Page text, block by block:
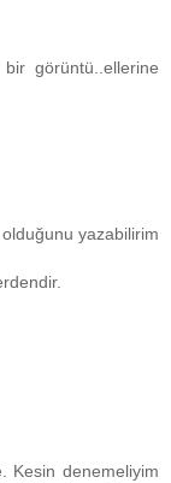
görüntü..ellerine
yazabilirim
Kesin denemeliyim